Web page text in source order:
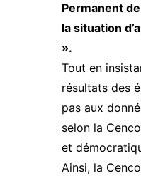
Permanent
la situation
».
Tout en
résultats des
pas aux
selon la
et
Ainsi, la